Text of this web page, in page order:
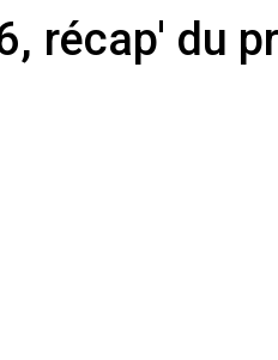
récap' du